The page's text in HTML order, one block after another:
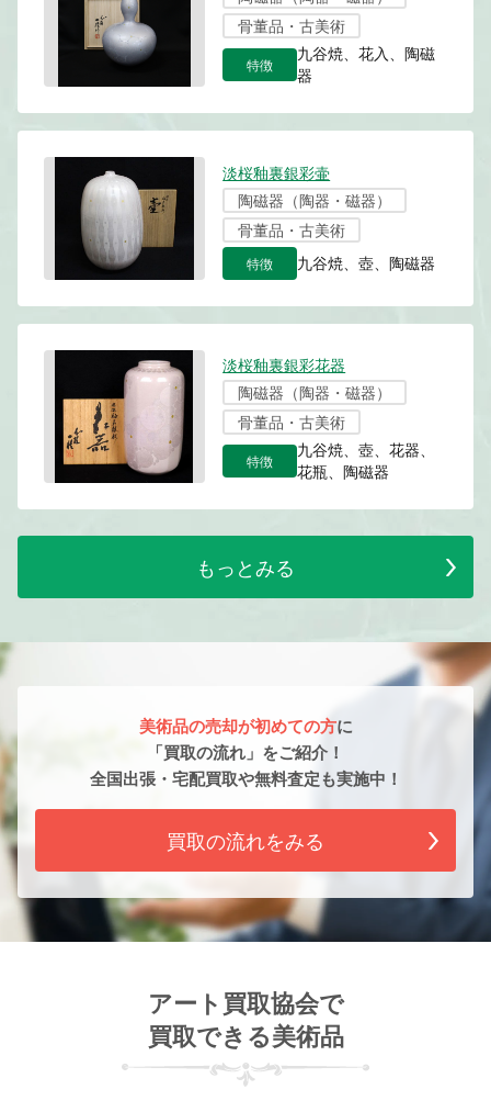
骨董品・古美術
特徴
九谷焼、花入、陶磁
器
淡桜釉裏銀彩壷
陶磁器（陶器・磁器）
骨董品・古美術
特徴 九谷焼、壺、陶磁器
淡桜釉裏銀彩花器
陶磁器（陶器・磁器）
骨董品・古美術
特徴
九谷焼、壺、花器、
花瓶、陶磁器
もっとみる
美術品の売却が初めての方に
「買取の流れ」をご紹介！
全国出張・宅配買取や無料査定も実施中！
買取の流れをみる
アート買取協会で
買取できる美術品